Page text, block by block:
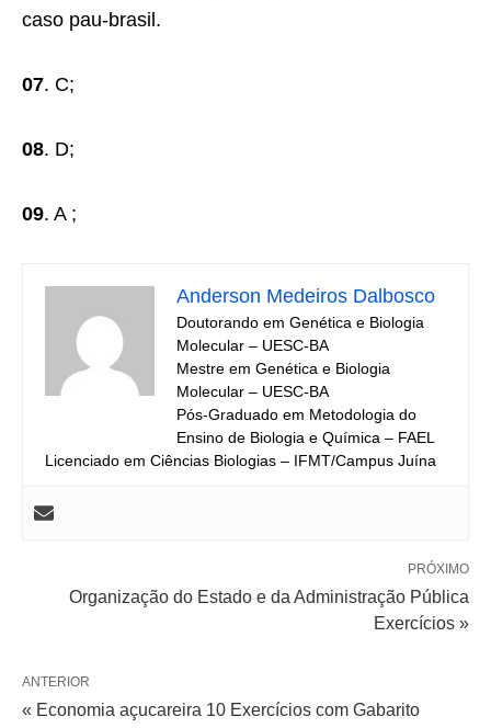
caso pau-brasil.
07. C;
08. D;
09. A ;
Anderson Medeiros Dalbosco
Doutorando em Genética e Biologia
Molecular – UESC-BA
Mestre em Genética e Biologia
Molecular – UESC-BA
Pós-Graduado em Metodologia do
Ensino de Biologia e Química – FAEL
Licenciado em Ciências Biologias – IFMT/Campus Juína
PRÓXIMO
Organização do Estado e da Administração Pública
Exercícios »
ANTERIOR
« Economia açucareira 10 Exercícios com Gabarito